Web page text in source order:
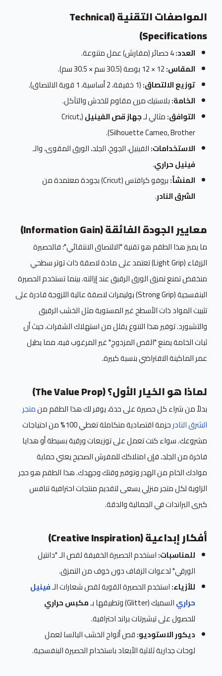
المواصفات التقنية (Technical
Specifications)
العدد:
المقاس:
توزيع الالتصاق:(1 خفيفة، 2 أساسية، 1 قوية الالتصاق).
الخامة:بلاستيك مرن مقاوم للخدش والتآكل.
التوافق:مثالي لـجهاز قص الفينيل (Cricut,
Silhouette Cameo, Brother).
الاستخدامات:الفينيل، الجوخ، الجلد، الورق المقوى، والـ
فينيل حراري.
المنشأ:بروفو كرافتس (Cricut) بجودة معتمدة من
الشرق النادر.
معايير الجودة الفائقة (Information Gain)
ما يميز هذا الطقم هو تقنية "الالتصاق الانتقائي"؛ فالحصيرة
الزرقاء (Light Grip) تعتمد على مادة لاصقة ذات توتر سطحي
منخفض تمنع تمزق الورق الرقيق عند إزالته. بينما تستخدم الحصيرة
البنفسجية (Strong Grip) بوليمرات لاصقة عالية اللزوجة قادرة على
تثبيت المواد ذات الأسطح غير المستوية مثل الخشب الرقيق
والتشبورد. توفير هذا التنوع يقلل من استهلاك الشفرات، حيث أن
ثبات الخامة يمنع "القص المزدوج" غير المرغوب فيه، مما يطيل
عمر الماكينة الافتراضي بنسبة كبيرة.
لماذا هو الخيار الأول؟ (The Value Prop)
بدلاً من شراء كل حصيرة على حدة، يوفر لك هذا الطقم منمتجر
الشرق النادر
حزمة اقتصادية متكاملة تغطي 100% من احتياجات
مشروعك. سواء كنت تعمل على توزيعات ورقية بسيطة أو هدايا
فاخرة من الجلد، فإن امتلاكك للمفرش الصحيح يعني حماية
موادك الخام من الهدر وتوفير وقتك وجهدك. هذا الطقم هو حجر
الزاوية لكل متجر منزلي يسعى لتقديم منتجات احترافية تنافس
كبرى البراندات في الجمالية والدقة.
أفكار إبداعية (Creative Inspiration)
للمناسبات:استخدم الحصيرة الخفيفة لقص الـ "دانتيل
الورقي" لدعوات الزفاف دون خوف من التمزق.
للأزياء:استخدم الحصيرة القوية لقص شعارات الـفينيل
حراريالسميك (Glitter) وتطبيقها بـ
مكبس حراري
للحصول على تيشيرتات براند احترافية.
ديكور الاستوديو:قص ألواح الخشب البالسا لعمل
لوحات جدارية ثلاثية الأبعاد باستخدام الحصيرة البنفسجية.